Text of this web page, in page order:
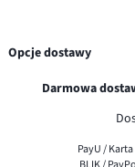
Opcje dostawy
Darmowa
PayU /